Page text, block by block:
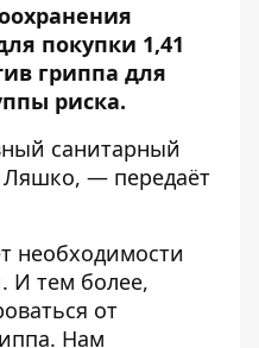
покупки 1,41
гриппа для
риска.
санитарный
— передаёт
необходимости
И тем более,
от
Нам